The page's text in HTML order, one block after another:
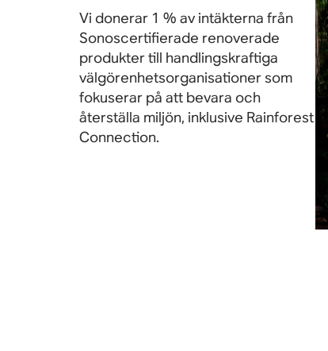
Vi donerar 1 % av intäkterna från
Sonoscertifierade renoverade
produkter till handlingskraftiga
välgörenhetsorganisationer som
fokuserar på att bevara och
återställa miljön, inklusive Rainforest
Connection.